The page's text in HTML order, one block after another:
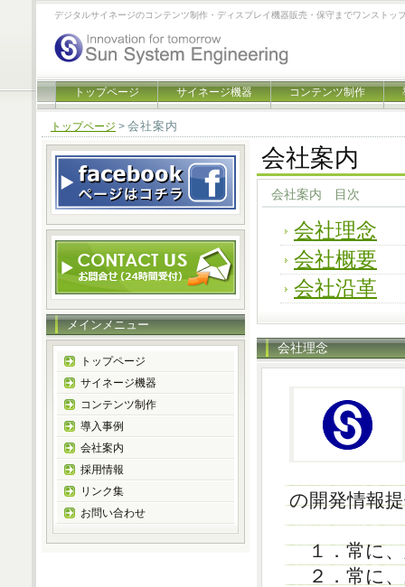
デジタルサイネージのコンテンツ制作・ディスプレイ機器販売・保守までワンストッ
トップページ サイネージ機器 コンテンツ制作
トップページ > 会社案内
会社案内
会社案内 目次
会社理念
会社概要
会社沿革
会社理念
の開発情報
１．常に、
２．常に、
メインメニュー
トップページ
サイネージ機器
コンテンツ制作
導入事例
会社案内
採用情報
リンク集
お問い合わせ